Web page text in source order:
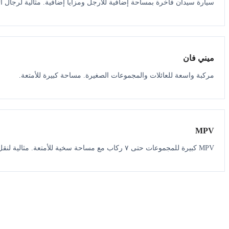
سيارة سيدان فاخرة بمساحة إضافية للأرجل ومزايا إضافية. مثالية لرجال
ميني فان
مركبة واسعة للعائلات والمجموعات الصغيرة. مساحة كبيرة للأمتعة.
MPV
MPV كبيرة للمجموعات حتى ٧ ركاب مع مساحة سخية للأمتعة. مثالية لنقل المطار.